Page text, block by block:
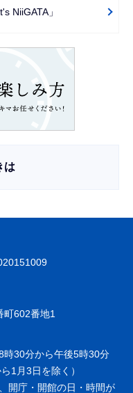
NiiGATA」
は
町602番地1
時30分から午後5時30分
1月3日を除く）
開庁・開館の日・時間が